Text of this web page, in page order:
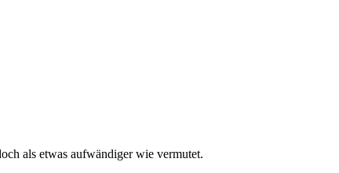
als etwas aufwändiger wie vermutet.